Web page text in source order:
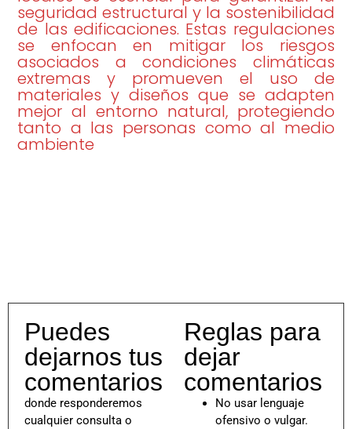
seguridad estructural y la sostenibilidad
de las edificaciones. Estas regulaciones
se enfocan en mitigar los riesgos
asociados a condiciones climáticas
extremas y promueven el uso de
materiales y diseños que se adapten
mejor al entorno natural, protegiendo
tanto a las personas como al medio
ambiente
Reglas para
dejar
comentarios
No usar lenguaje
ofensivo o vulgar.
Puedes
dejarnos tus
comentarios
donde responderemos
cualquier consulta o